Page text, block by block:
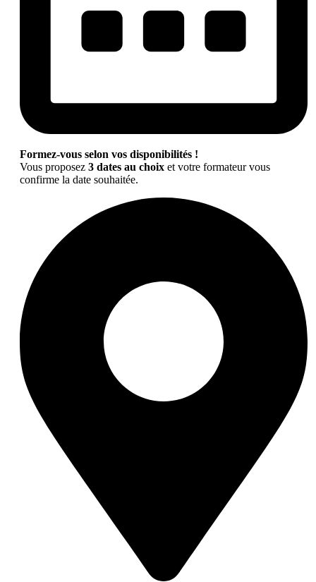
Formez-vous selon vos disponibilités !
Vous proposez 3 dates au choix et votre formateur vous
confirme la date souhaitée.